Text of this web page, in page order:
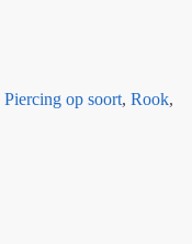
Piercing op soort, Rook,